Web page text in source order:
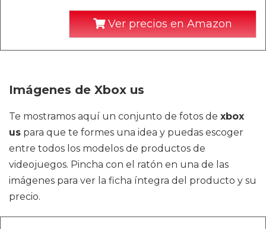
Ver precios en Amazon
Imágenes de Xbox us
Te mostramos aquí un conjunto de fotos de xbox
us para que te formes una idea y puedas escoger
entre todos los modelos de productos de
videojuegos. Pincha con el ratón en una de las
imágenes para ver la ficha íntegra del producto y su
precio.